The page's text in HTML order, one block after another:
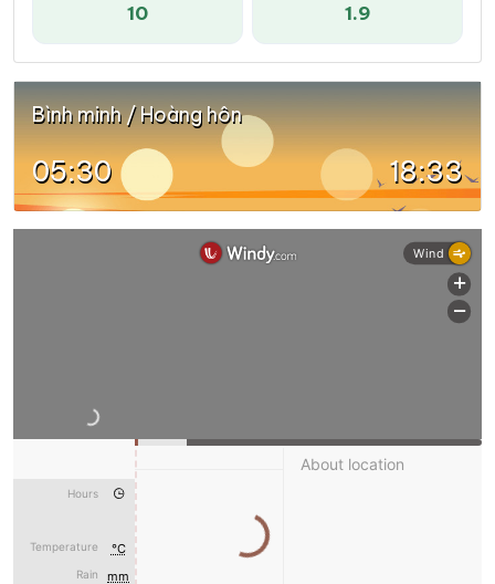
10 1.9
Bình minh / Hoàng hôn
05:30 18:33